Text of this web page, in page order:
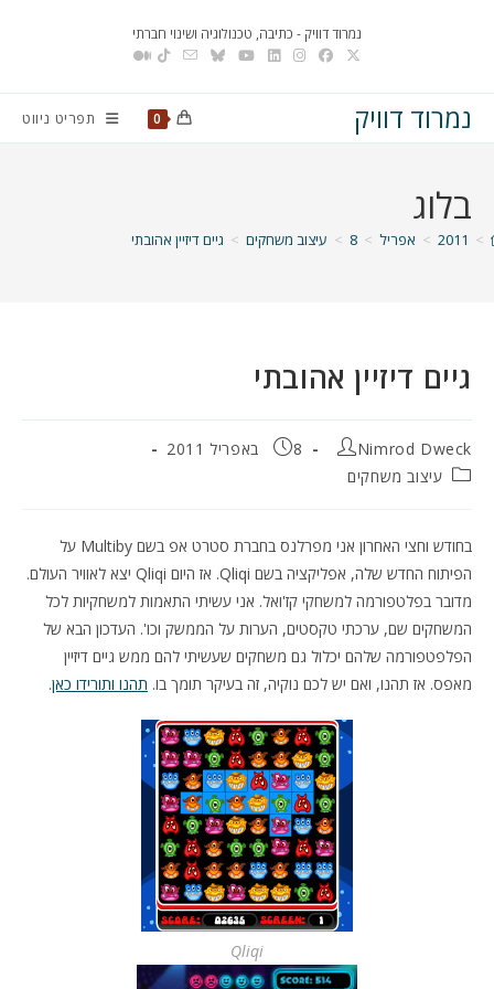
נמרוד דוויק - כתיבה, טכנולוגיה ושינוי חברתי
נמרוד דוויק 0 תפריט ניווט
בלוג
>
2011
> אפריל >
8
> עיצוב משחקים > גיים דיזיין אהובתי
גיים דיזיין אהובתי
מחבר:
Nimrod Dweck פורסם:
8 באפריל 2011
קטגוריה:עיצוב משחקים
בחודש וחצי האחרון אני מפרלנס בחברת סטרט אפ בשם Multiby על
הפיתוח החדש שלה, אפליקציה בשם Qliqi. אז היום Qliqi יצא לאוויר העולם.
מדובר בפלטפורמה למשחקי קז'ואל. אני עשיתי התאמות למשחקיות לכל
המשחקים שם, ערכתי טקסטים, הערות על הממשק וכו'. העדכון הבא של
הפלפטפורמה שלהם יכלול גם משחקים שעשיתי להם ממש גיים דיזיין
מאפס. אז תהנו, ואם יש לכם נוקיה, זה בעיקר תומך בו. תהנו ותורידו כאן.
Qliqi